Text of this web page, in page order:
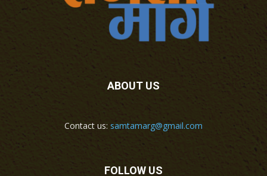
ABOUT US
Contact us: samtamarg@gmail.com
FOLLOW US